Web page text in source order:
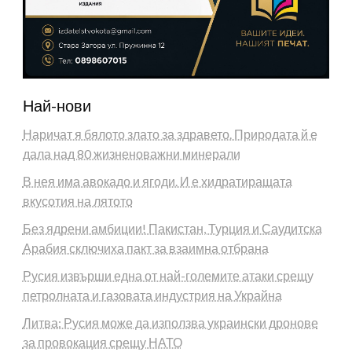
Най-нови
Наричат я бялото злато за здравето. Природата й е
дала над 80 жизненоважни минерали
В нея има авокадо и ягоди. И е хидратиращата
вкусотия на лятото
Без ядрени амбиции! Пакистан, Турция и Саудитска
Арабия сключиха пакт за взаимна отбрана
Русия извърши една от най-големите атаки срещу
петролната и газовата индустрия на Украйна
Литва: Русия може да използва украински дронове
за провокация срещу НАТО